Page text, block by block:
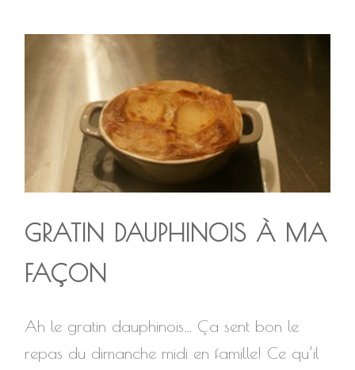
GRATIN DAUPHINOIS À MA
FAÇON
Ah le gratin dauphinois… Ça sent bon le
repas du dimanche midi en famille! Ce qu’il